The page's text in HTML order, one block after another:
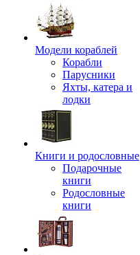
Модели кораблей
Корабли
Парусники
Яхты, катера и
лодки
Книги и родословные
Подарочные
книги
Родословные
книги